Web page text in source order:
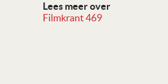
Lees meer over
Filmkrant 469